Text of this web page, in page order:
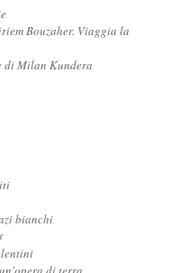
Bouzaher. Viaggia la
di Milan Kundera
bianchi